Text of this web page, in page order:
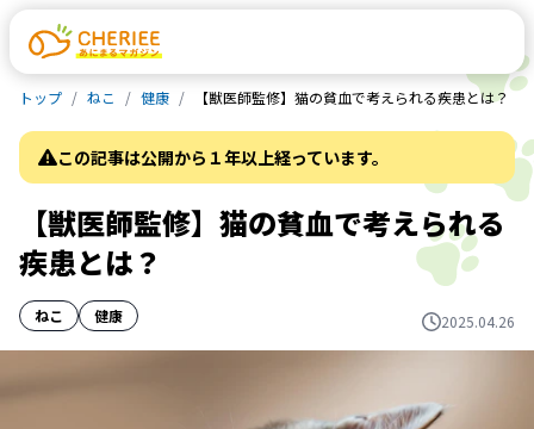
トップ ねこ 健康 【獣医師監修】猫の貧血で考えられる疾患とは？
この記事は公開から１年以上経っています。
【獣医師監修】猫の貧血で考えられる
疾患とは？
ねこ 健康 2025.04.26